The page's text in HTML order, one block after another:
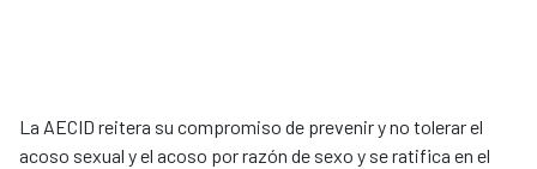
La AECID reitera su compromiso de prevenir y no tolerar el
acoso sexual y el acoso por razón de sexo y se ratifica en el